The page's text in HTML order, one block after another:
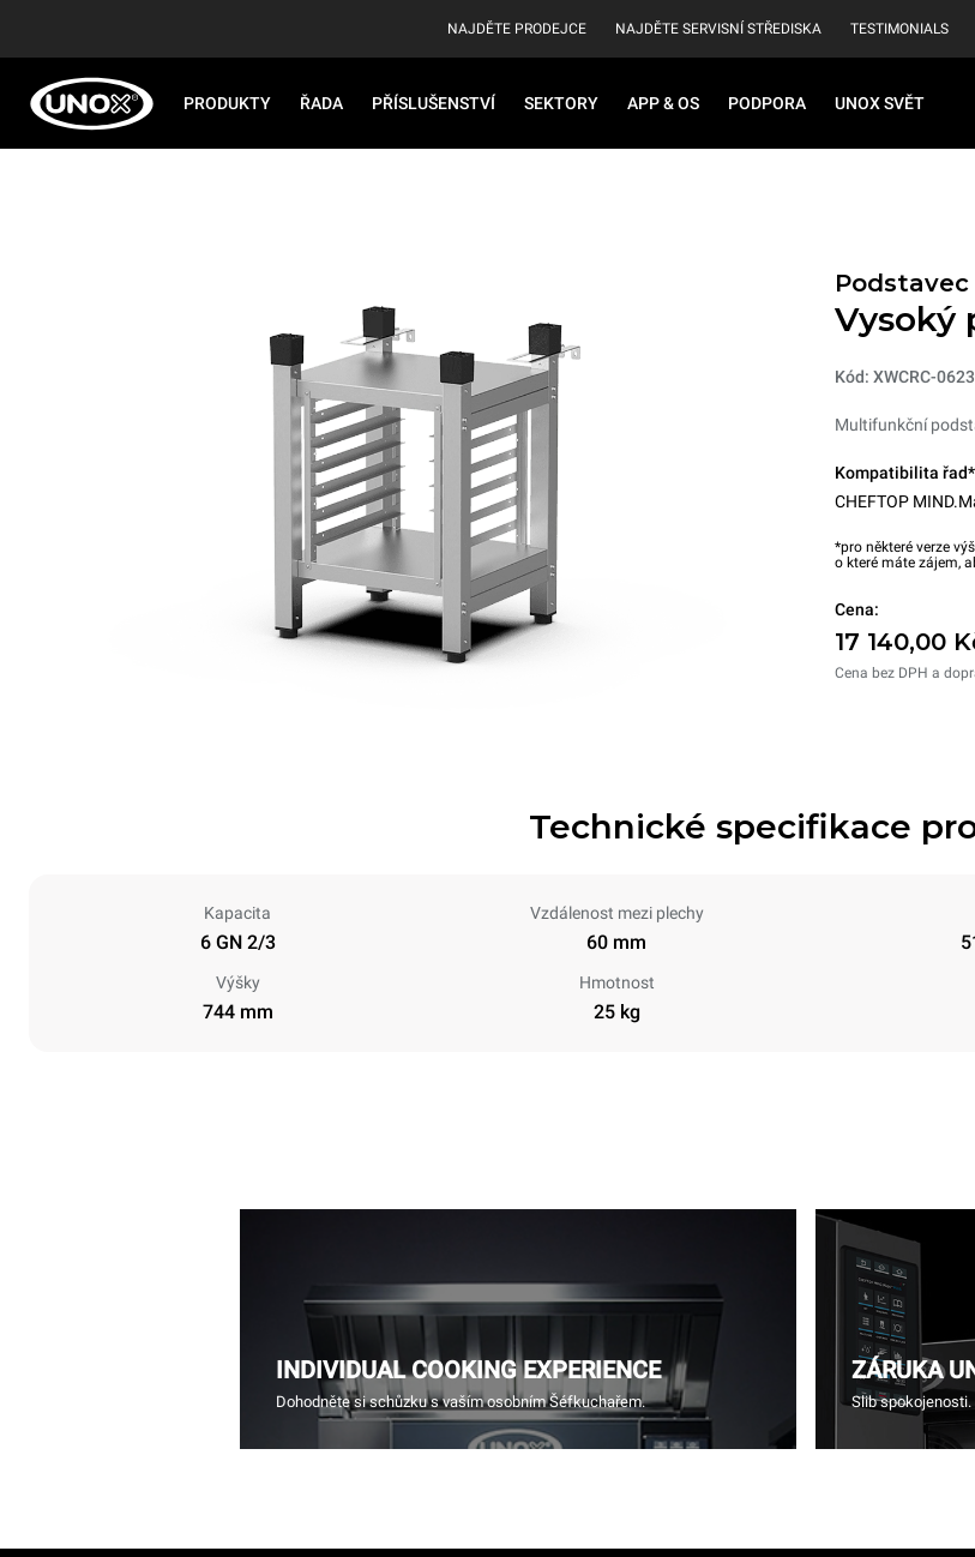
NAJDĚTE PRODEJCE NAJDĚTE SERVISNÍ STŘEDISKA TESTIMONIALS
PRODUKTY ŘADA PŘÍSLUŠENSTVÍ SEKTORY APP & OS PODPORA UNOX SVĚT
Vysoký
Kód: XWCRC-
Multifunkční
Kompatibilita
CHEFTOP
*pro některé verze
o které máte zájem,
Cena:
17 140,00
Cena bez DPH a
Technické specifikace
Kapacita
6 GN 2/3
Vzdálenost mezi plechy
60 mm
Výšky
744 mm
Hmotnost
25 kg
INDIVIDUAL COOKING EXPERIENCE
Dohodněte si schůzku s vaším osobním Šéfkuchařem.
ZÁRUKA
Slib spokojenosti.